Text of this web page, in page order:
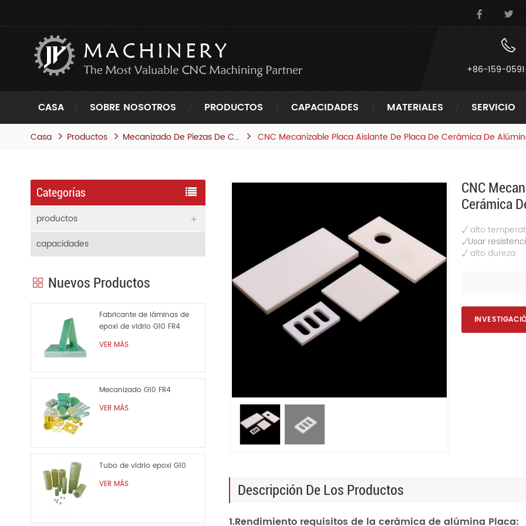
+86-159-
CASA SOBRE NOSOTROS PRODUCTOS CAPACIDADES MATERIALES SERVICIO
Casa Productos Mecanizado De Piezas De Cerámica CNC Mecanizable Placa Aislante De Placa De Cerámica De
CNC
Cerámica
√alto
√Usar
√alto dureza
Descripción De Los Productos
1.Rendimiento requisitos de la cerámica de alúmina Placa:
Categorías
productos
capacidades
Nuevos Productos
Fabricante de láminas de
epoxi de vidrio G10 FR4
VER MÁS
Mecanizado G10 FR4
VER MÁS
Tubo de vidrio epoxi G10
VER MÁS